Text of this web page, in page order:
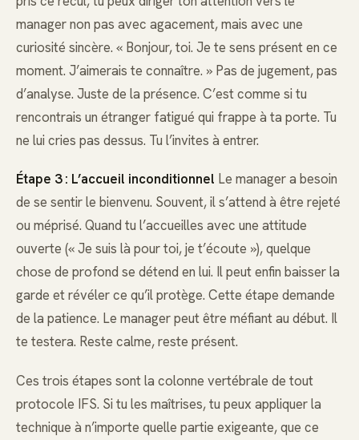
manager non pas avec agacement, mais avec une
curiosité sincère. « Bonjour, toi. Je te sens présent en ce
moment. J’aimerais te connaître. » Pas de jugement, pas
d’analyse. Juste de la présence. C’est comme si tu
rencontrais un étranger fatigué qui frappe à ta porte. Tu
ne lui cries pas dessus. Tu l’invites à entrer.
Étape 3 : L’accueil inconditionnel Le manager a besoin
de se sentir le bienvenu. Souvent, il s’attend à être rejeté
ou méprisé. Quand tu l’accueilles avec une attitude
ouverte (« Je suis là pour toi, je t’écoute »), quelque
chose de profond se détend en lui. Il peut enfin baisser la
garde et révéler ce qu’il protège. Cette étape demande
de la patience. Le manager peut être méfiant au début. Il
te testera. Reste calme, reste présent.
Ces trois étapes sont la colonne vertébrale de tout
protocole IFS. Si tu les maîtrises, tu peux appliquer la
technique à n’importe quelle partie exigeante, que ce